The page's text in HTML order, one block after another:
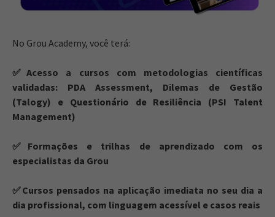
No Grou Academy, você terá:
✅Acesso a cursos com metodologias científicas
validadas: PDA Assessment, Dilemas de Gestão
(Talogy) e Questionário de Resiliência (PSI Talent
Management)
✅Formações e trilhas de aprendizado com os
especialistas da Grou
✅Cursos pensados na aplicação imediata no seu dia a
dia profissional, com linguagem acessível e casos reais